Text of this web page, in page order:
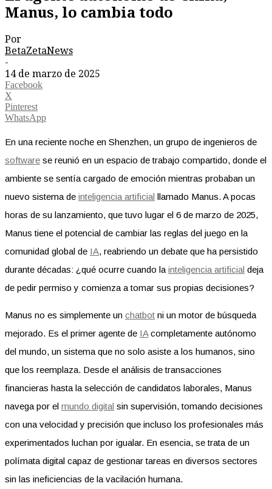
Manus, lo cambia todo
Por
BetaZetaNews
-
14 de marzo de 2025
Facebook
X
Pinterest
WhatsApp
En una reciente noche en Shenzhen, un grupo de ingenieros de
software se reunió en un espacio de trabajo compartido, donde el
ambiente se sentía cargado de emoción mientras probaban un
nuevo sistema de inteligencia artificial llamado Manus. A pocas
horas de su lanzamiento, que tuvo lugar el 6 de marzo de 2025,
Manus tiene el potencial de cambiar las reglas del juego en la
comunidad global de IA, reabriendo un debate que ha persistido
durante décadas: ¿qué ocurre cuando la inteligencia artificial deja
de pedir permiso y comienza a tomar sus propias decisiones?
Manus no es simplemente un chatbot ni un motor de búsqueda
mejorado. Es el primer agente de IAcompletamente autónomo
del mundo, un sistema que no solo asiste a los humanos, sino
que los reemplaza. Desde el análisis de transacciones
financieras hasta la selección de candidatos laborales, Manus
navega por el mundo digital sin supervisión, tomando decisiones
con una velocidad y precisión que incluso los profesionales más
experimentados luchan por igualar. En esencia, se trata de un
polímata digital capaz de gestionar tareas en diversos sectores
sin las ineficiencias de la vacilación humana.